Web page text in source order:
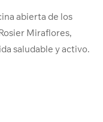
abierta de los
Miraflores,
saludable y activo.